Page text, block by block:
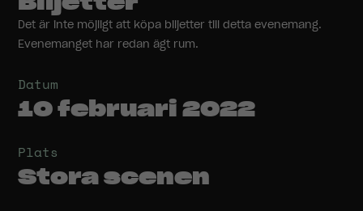
Det är inte möjligt att köpa biljetter till detta evenemang.
Evenemanget har redan ägt rum.
Datum
10 februari 2022
Plats
Stora scenen